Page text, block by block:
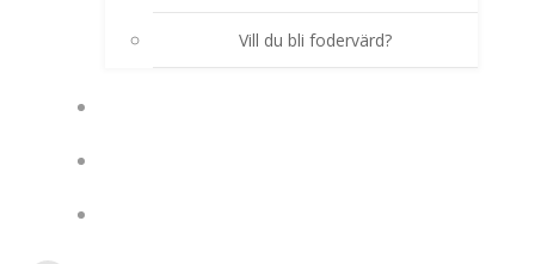
Vill du bli fodervärd?